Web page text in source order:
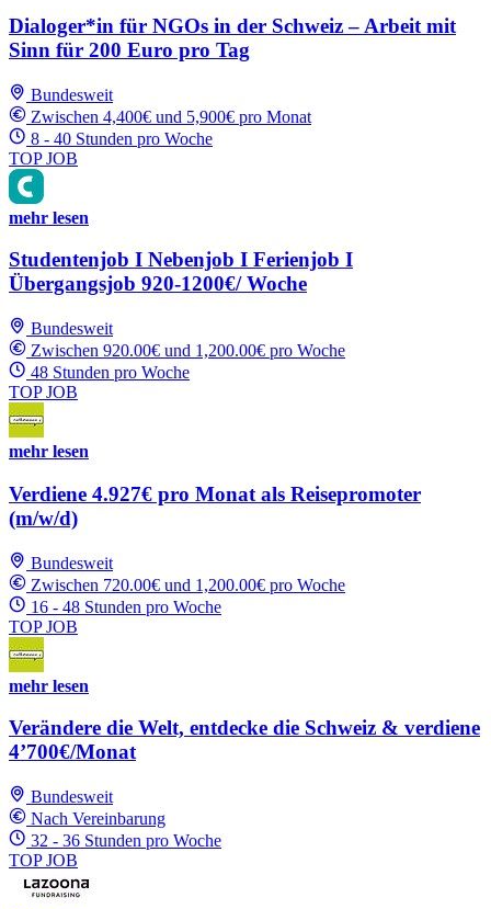
Dialoger*in für NGOs in der Schweiz – Arbeit mit
Sinn für 200 Euro pro Tag
Bundesweit
Zwischen 4,400€ und 5,900€ pro Monat
8 - 40 Stunden pro Woche
TOP JOB
mehr lesen
Studentenjob I Nebenjob I Ferienjob I
Übergangsjob 920-1200€/ Woche
Bundesweit
Zwischen 920.00€ und 1,200.00€ pro Woche
48 Stunden pro Woche
TOP JOB
mehr lesen
Verdiene 4.927€ pro Monat als Reisepromoter
(m/w/d)
Bundesweit
Zwischen 720.00€ und 1,200.00€ pro Woche
16 - 48 Stunden pro Woche
TOP JOB
mehr lesen
Verändere die Welt, entdecke die Schweiz & verdiene
4’700€/Monat
Bundesweit
Nach Vereinbarung
32 - 36 Stunden pro Woche
TOP JOB